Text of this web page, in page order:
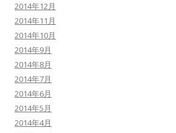
2014年12月
2014年11月
2014年10月
2014年9月
2014年8月
2014年7月
2014年6月
2014年5月
2014年4月